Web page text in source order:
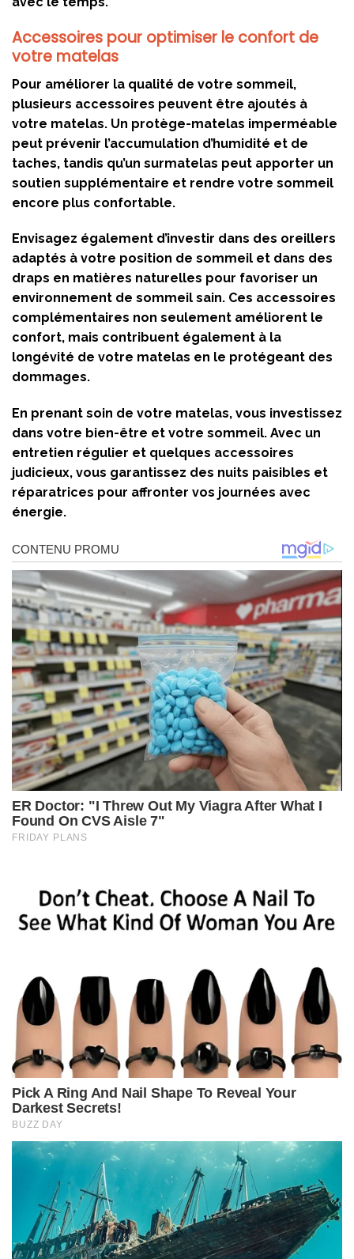
Accessoires pour optimiser le confort de
votre matelas
Pour améliorer la qualité de votre sommeil,
plusieurs accessoires peuvent être ajoutés à
votre matelas. Un protège-matelas imperméable
peut prévenir l’accumulation d’humidité et de
taches, tandis qu’un surmatelas peut apporter un
soutien supplémentaire et rendre votre sommeil
encore plus confortable.
Envisagez également d’investir dans des oreillers
adaptés à votre position de sommeil et dans des
draps en matières naturelles pour favoriser un
environnement de sommeil sain. Ces accessoires
complémentaires non seulement améliorent le
confort, mais contribuent également à la
longévité de votre matelas en le protégeant des
dommages.
En prenant soin de votre matelas, vous investissez
dans votre bien-être et votre sommeil. Avec un
entretien régulier et quelques accessoires
judicieux, vous garantissez des nuits paisibles et
réparatrices pour affronter vos journées avec
énergie.